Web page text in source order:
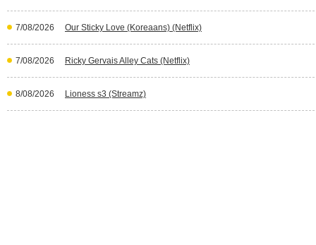
7/08/2026 Our Sticky Love (Koreaans) (Netflix)
7/08/2026 Ricky Gervais Alley Cats (Netflix)
8/08/2026 Lioness s3 (Streamz)